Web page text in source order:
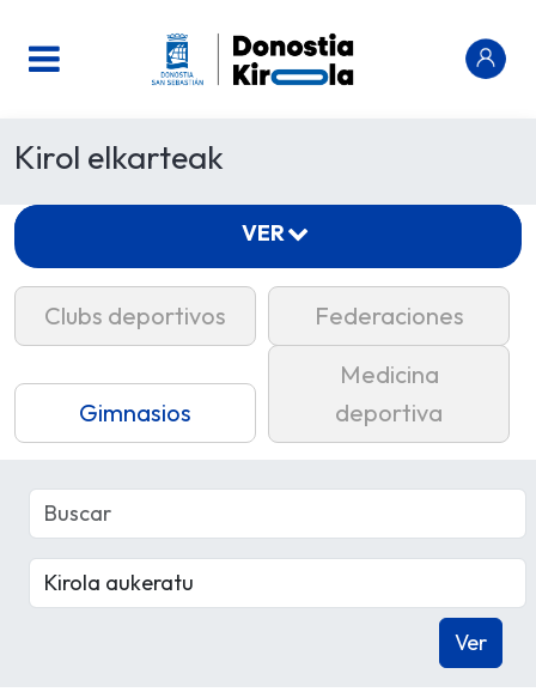
Kirol elkarteak
Clubs deportivos Federaciones
Gimnasios
Medicina
deportiva
VER